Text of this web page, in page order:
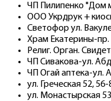
ЧП Пилипенко "Дом
ООО Укрдрук +
Светофор ул.
Храм Екатерины-пр.
Религ. Орган.
ЧП Сивакова-ул.
ЧП Огай аптека-ул.
ул. Греческая 52,
ул. Монастырская 53